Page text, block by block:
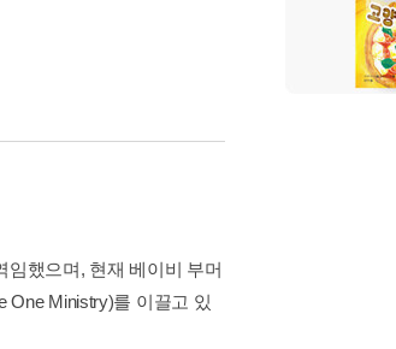
했으며, 현재 베이비 부머
Ministry)를 이끌고 있